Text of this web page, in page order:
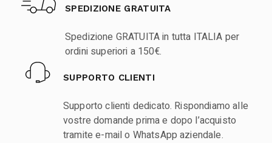
SPEDIZIONE GRATUITA
Spedizione GRATUITA in tutta ITALIA per
ordini superiori a 150€.
SUPPORTO CLIENTI
Supporto clienti dedicato. Rispondiamo alle
vostre domande prima e dopo l’acquisto
tramite e-mail o WhatsApp aziendale.